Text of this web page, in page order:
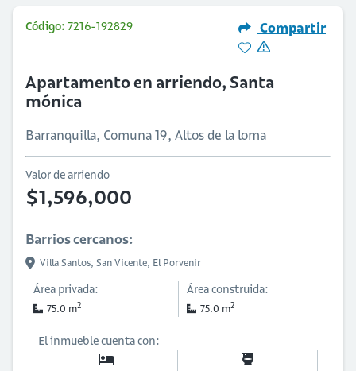
Código: 7216-192829 Compartir
Apartamento en arriendo, Santa
mónica
Barranquilla, Comuna 19, Altos de la loma
Valor de arriendo
$1,596,000
Barrios cercanos:
Villa Santos, San Vicente, El Porvenir
Área privada:
75.0 m2
Área construida:
75.0 m2
El inmueble cuenta con: